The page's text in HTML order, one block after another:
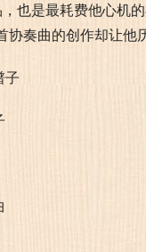
也是最耗费他心机
奏曲的创作却让他